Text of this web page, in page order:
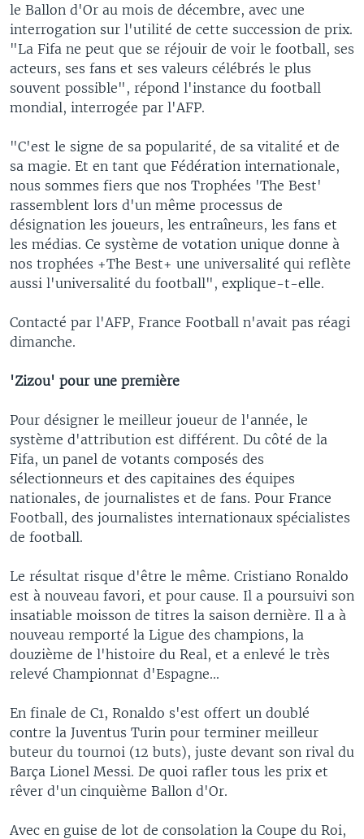
le Ballon d'Or au mois de décembre, avec une
interrogation sur l'utilité de cette succession de prix.
"La Fifa ne peut que se réjouir de voir le football, ses
acteurs, ses fans et ses valeurs célébrés le plus
souvent possible", répond l'instance du football
mondial, interrogée par l'AFP.
"C'est le signe de sa popularité, de sa vitalité et de
sa magie. Et en tant que Fédération internationale,
nous sommes fiers que nos Trophées 'The Best'
rassemblent lors d'un même processus de
désignation les joueurs, les entraîneurs, les fans et
les médias. Ce système de votation unique donne à
nos trophées +The Best+ une universalité qui reflète
aussi l'universalité du football", explique-t-elle.
Contacté par l'AFP, France Football n'avait pas réagi
dimanche.
'Zizou' pour une première
Pour désigner le meilleur joueur de l'année, le
système d'attribution est différent. Du côté de la
Fifa, un panel de votants composés des
sélectionneurs et des capitaines des équipes
nationales, de journalistes et de fans. Pour France
Football, des journalistes internationaux spécialistes
de football.
Le résultat risque d'être le même. Cristiano Ronaldo
est à nouveau favori, et pour cause. Il a poursuivi son
insatiable moisson de titres la saison dernière. Il a à
nouveau remporté la Ligue des champions, la
douzième de l'histoire du Real, et a enlevé le très
relevé Championnat d'Espagne...
En finale de C1, Ronaldo s'est offert un doublé
contre la Juventus Turin pour terminer meilleur
buteur du tournoi (12 buts), juste devant son rival du
Barça Lionel Messi. De quoi rafler tous les prix et
rêver d'un cinquième Ballon d'Or.
Avec en guise de lot de consolation la Coupe du Roi,